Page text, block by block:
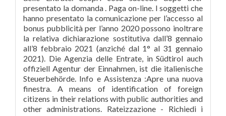
presentato la domanda . Paga on-line. I soggetti che
hanno presentato la comunicazione per l’accesso al
bonus pubblicità per l’anno 2020 possono inoltrare
la relativa dichiarazione sostitutiva dall’8 gennaio
all’8 febbraio 2021 (anziché dal 1° al 31 gennaio
2021). Die Agenzia delle Entrate, in Südtirol auch
offiziell Agentur der Einnahmen, ist die italienische
Steuerbehörde. Info e Assistenza :Apre una nuova
finestra. A means of identification of foreign
citizens in their relations with public authorities and
other administrations. Rateizzazione - Richiedi i